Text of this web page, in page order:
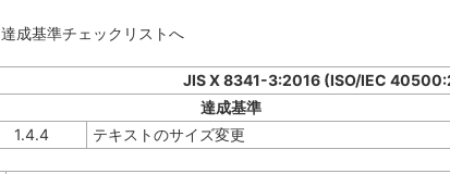
達成基準チェックリストへ
JIS X 8341-3:2016 (ISO/IEC
達成基準
1.4.4
テキストのサイズ変更